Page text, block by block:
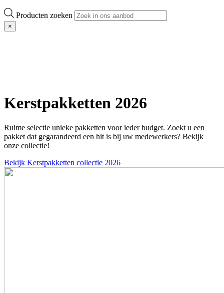
Producten zoeken
×
Kerstpakketten 2026
Ruime selectie unieke pakketten voor ieder budget. Zoekt u een
pakket dat gegarandeerd een hit is bij uw medewerkers? Bekijk
onze collectie!
Bekijk Kerstpakketten collectie 2026